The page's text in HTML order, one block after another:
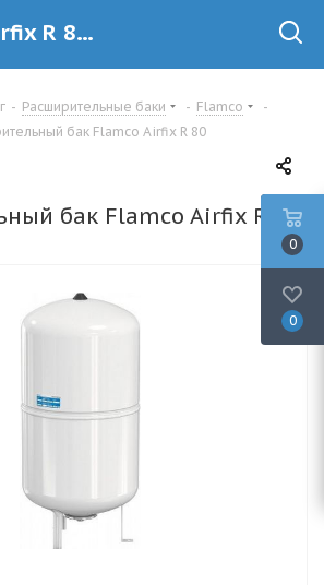
Flamco Airfix R 80 Расширительный бак купить в Минске
- Расширительные баки - Flamco
-
бак Flamco Airfix R 80
бак Flamco Airfix R 80
0
0